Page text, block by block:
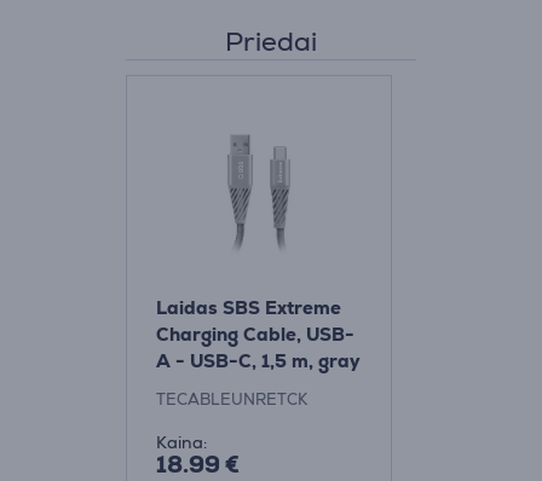
Priedai
Laidas SBS Extreme
Charging Cable, USB-
A - USB-C, 1,5 m, gray
Prekė -
TECABLEUNRETCK
Kaina:
18.99 €